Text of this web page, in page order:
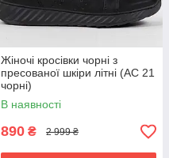
Жіночі кросівки чорні з
пресованої шкіри літні (АС 21
чорні)
В наявності
890 ₴ 2 999 ₴